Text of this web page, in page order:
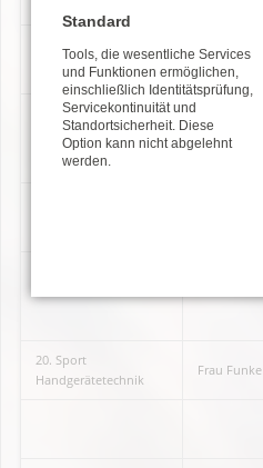
18. Sport Basketball Herr Meisel
20. Sport
Handgerätetechnik
Frau Funke
Standard
Tools, die wesentliche Services
und Funktionen ermöglichen,
einschließlich Identitätsprüfung,
Servicekontinuität und
Standortsicherheit. Diese
Option kann nicht abgelehnt
werden.